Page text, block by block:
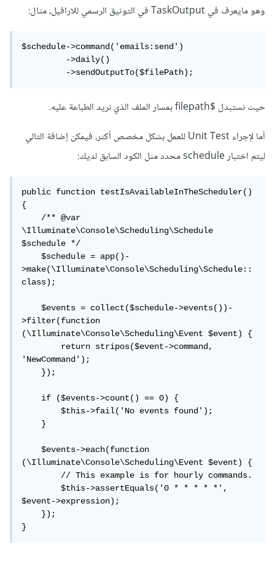
وهو مايعرف في TaskOutput في التوثيق الرسمي للارافيل، مثال:
$schedule->command('emails:send')
         ->daily()
         ->sendOutputTo($filePath);
حيث نستبدل $filepath بمسار الملف الذي نريد الطباعة عليه.
أما لإجراء Unit Test للعمل بشكل مخصص أكثر، فيمكن إضافة التالي
ليتم اختبار schedule محدد مثل الكود السابق لديك:
public function testIsAvailableInTheScheduler()
{
    /** @var
\Illuminate\Console\Scheduling\Schedule
$schedule */
    $schedule = app()-
>make(\Illuminate\Console\Scheduling\Schedule::
class);
    $events = collect($schedule->events())-
>filter(function
(\Illuminate\Console\Scheduling\Event $event) {
        return stripos($event->command,
'NewCommand');
    });
    if ($events->count() == 0) {
        $this->fail('No events found');
    }
    $events->each(function
(\Illuminate\Console\Scheduling\Event $event) {
        // This example is for hourly commands.
        $this->assertEquals('0 * * * * *',
$event->expression);
    });
}